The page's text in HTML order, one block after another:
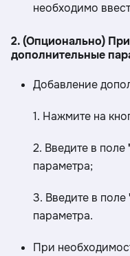
необходимо
2. (Опционально)
дополнительные
Добавление
‎1. Нажмите на
‎2. Введите в поле
параметра;
‎3. Введите в поле
параметра.
При